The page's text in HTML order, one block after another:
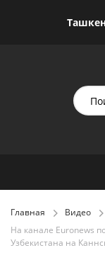
Главная
Видео
На канале Euronews
Узбекистана на